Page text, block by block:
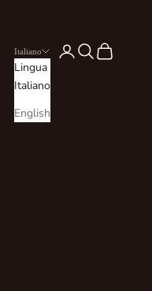
Italiano
Lingua
Italiano
English
LoginCercaCarrello